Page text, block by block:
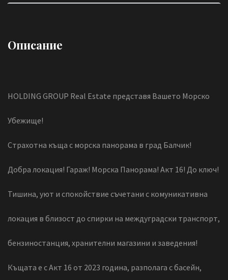
Описание
HOLDING GROUP Real Estate представя Вашето Морско
Убежище!
Страхотна къща с морска панорама в град Балчик!
Добра локация! Гараж! Морска Панорама! Акт 16! До ключ!
Тишина, уют и спокойствие съчетани с комуникативна
локация в близост до спирки на междуградски транспорт,
бензиностанция, хранителни магазини и заведения!
Къщата е с Акт 16 от 2023 година, разполага с басейн,